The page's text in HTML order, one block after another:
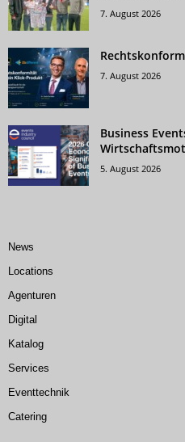
7. August 2026
7. August 2026
Business
5. August 2026
News
Locations
Agenturen
Digital
Katalog
Services
Eventtechnik
Catering